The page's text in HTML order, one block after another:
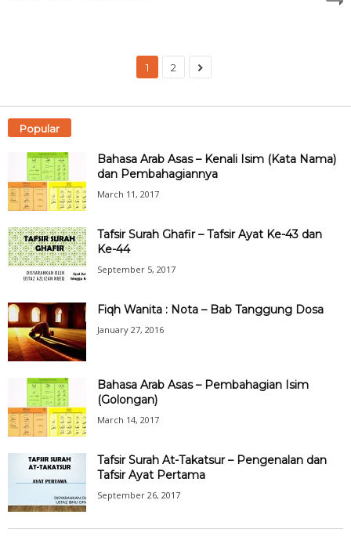
1 2
Popular
Bahasa Arab Asas – Kenali Isim (Kata Nama)
dan Pembahagiannya
March 11, 2017
Tafsir Surah Ghafir – Tafsir Ayat Ke-43 dan
Ke-44
September 5, 2017
Fiqh Wanita : Nota – Bab Tanggung Dosa
January 27, 2016
Bahasa Arab Asas – Pembahagian Isim
(Golongan)
March 14, 2017
Tafsir Surah At-Takatsur – Pengenalan dan
Tafsir Ayat Pertama
September 26, 2017